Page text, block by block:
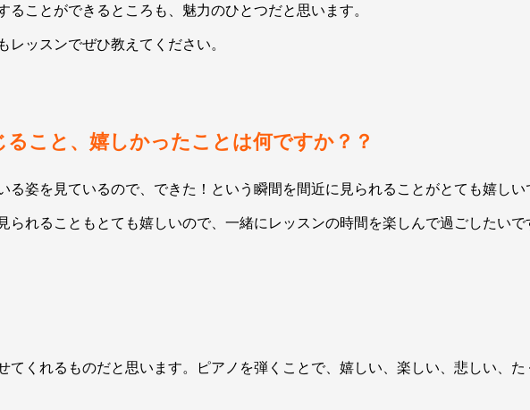
ことができるところも、魅力のひとつだと思います。
ッスンでぜひ教えてください。
こと、嬉しかったことは何ですか？？
姿を見ているので、できた！という瞬間を間近に見られることがとても嬉しい
れることもとても嬉しいので、一緒にレッスンの時間を楽しんで過ごしたいで
てくれるものだと思います。ピアノを弾くことで、嬉しい、楽しい、悲しい、た